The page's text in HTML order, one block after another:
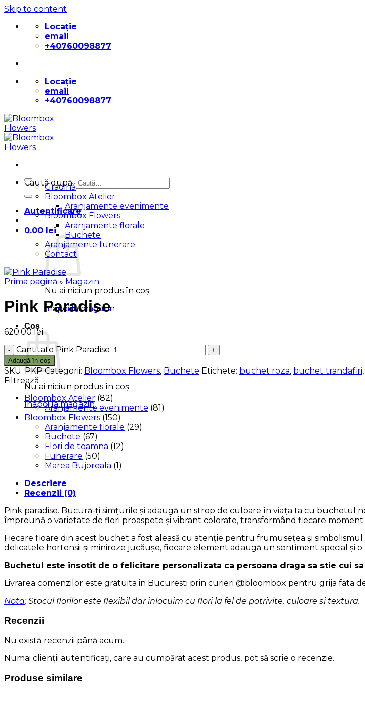
Skip to content
Locație
email
+40760098877
Locație
email
+40760098877
Caută după:
Autentificare
0.00 lei
Nu ai niciun produs în coș.
Înapoi la magazin
Coș
Nu ai niciun produs în coș.
Înapoi la magazin
Gradină
Bloombox Atelier
Aranjamente evenimente
Bloombox Flowers
Aranjamente florale
Buchete
Aranjamente funerare
Contact
Prima pagină » Magazin
Pink Paradise
620.00lei
Cantitate Pink Paradise
Adaugă în coș
SKU:PKP Categorii: Bloombox Flowers, Buchete Etichete: buchet roza, buchet trandafiri,
Filtrează
Bloombox Atelier (82)
Aranjamente evenimente (81)
Bloombox Flowers (150)
Aranjamente florale (29)
Buchete (67)
Flori de toamna (12)
Funerare (50)
Marea Bujoreala (1)
Descriere
Recenzii (0)
Pink paradise. Bucură-ți simțurile și adaugă un strop de culoare în viața ta cu buchetul
împreună o varietate de flori proaspete și vibrant colorate, transformând fiecare
Fiecare floare din acest buchet a fost aleasă cu atenție pentru frumusețea și
delicatele hortensii și miniroze jucăușe, fiecare element adaugă un sentiment special și o
Buchetul este insotit de o felicitare personalizata ca persoana draga sa stie cui
Livrarea comenzilor este gratuita in Bucuresti prin curieri @bloombox pentru grija fata
Nota: Stocul florilor este flexibil dar inlocuim cu flori la fel de potrivite, culoare si textura.
Recenzii
Nu există recenzii până acum.
Numai clienții autentificați, care au cumpărat acest produs, pot să scrie o recenzie.
Produse similare